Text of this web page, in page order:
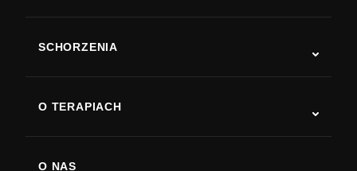
SCHORZENIA
O TERAPIACH
O NAS